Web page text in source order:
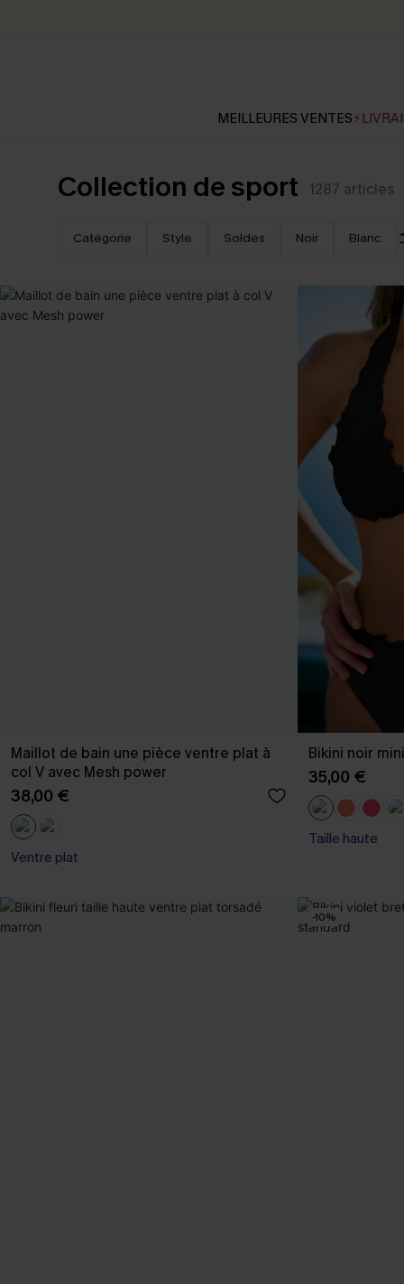
MEILLEURES VENTES
Collection de sport 1287 articles
Catégorie Style Soldes Noir Blanc
Maillot de bain une pièce ventre plat à
col V avec Mesh power
38,00 €
Ventre plat
Bikini noir
35,00 €
Taille haute
-10%